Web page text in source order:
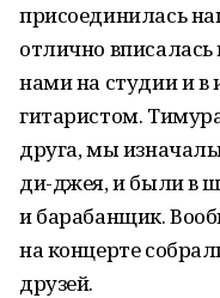
присоединилась
отлично
нами на студии и в
гитаристом.
друга, мы
ди-джея, и были в
и барабанщик.
на концерте
друзей.